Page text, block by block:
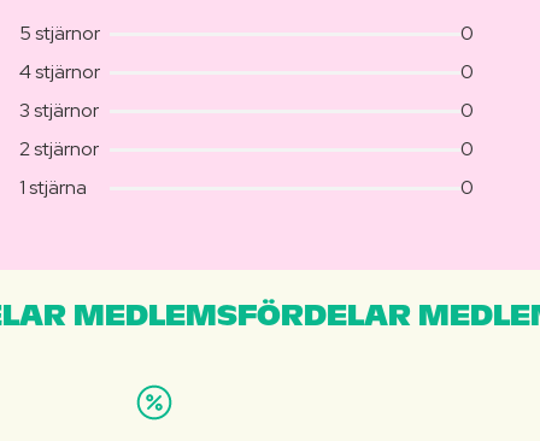
5 stjärnor
0
4 stjärnor
0
3 stjärnor
0
2 stjärnor
0
1 stjärna
0
MEDLEMSFÖRDELAR